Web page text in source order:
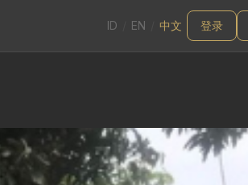
ID EN 中文 登录